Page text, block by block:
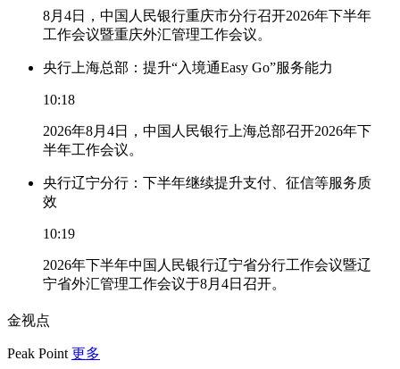
8月4日，中国人民银行重庆市分行召开2026年下半年
工作会议暨重庆外汇管理工作会议。
央行上海总部：提升“入境通Easy Go”服务能力
10:18
2026年8月4日，中国人民银行上海总部召开2026年下
半年工作会议。
央行辽宁分行：下半年继续提升支付、征信等服务质
效
10:19
2026年下半年中国人民银行辽宁省分行工作会议暨辽
宁省外汇管理工作会议于8月4日召开。
金视点
Peak Point 更多